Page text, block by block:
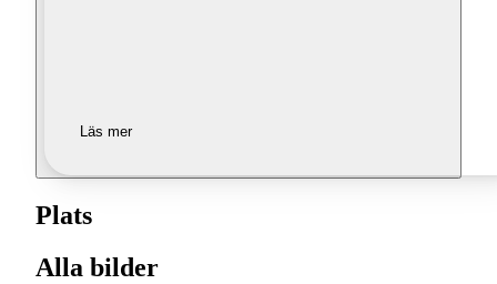
Läs mer
Plats
Alla bilder